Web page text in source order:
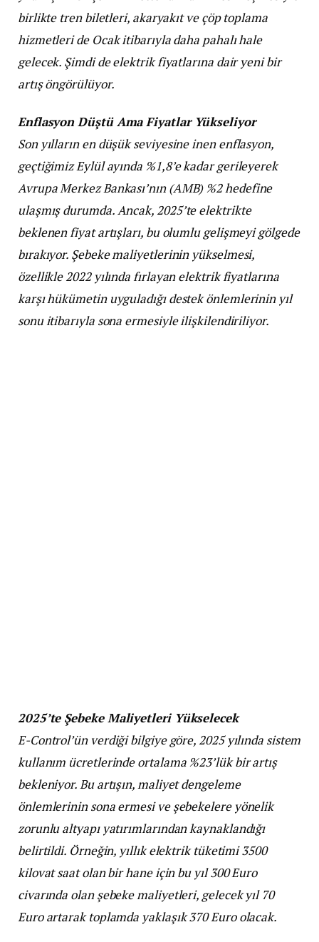
birlikte tren biletleri, akaryakıt ve çöp toplama
hizmetleri de Ocak itibarıyla daha pahalı hale
gelecek. Şimdi de elektrik fiyatlarına dair yeni bir
artış öngörülüyor.
Enflasyon Düştü Ama Fiyatlar Yükseliyor
Son yılların en düşük seviyesine inen enflasyon,
geçtiğimiz Eylül ayında %1,8’e kadar gerileyerek
Avrupa Merkez Bankası’nın (AMB) %2 hedefine
ulaşmış durumda. Ancak, 2025’te elektrikte
beklenen fiyat artışları, bu olumlu gelişmeyi gölgede
bırakıyor. Şebeke maliyetlerinin yükselmesi,
özellikle 2022 yılında fırlayan elektrik fiyatlarına
karşı hükümetin uyguladığı destek önlemlerinin yıl
sonu itibarıyla sona ermesiyle ilişkilendiriliyor.
2025’te Şebeke Maliyetleri Yükselecek
E-Control’ün verdiği bilgiye göre, 2025 yılında sistem
kullanım ücretlerinde ortalama %23’lük bir artış
bekleniyor. Bu artışın, maliyet dengeleme
önlemlerinin sona ermesi ve şebekelere yönelik
zorunlu altyapı yatırımlarından kaynaklandığı
belirtildi. Örneğin, yıllık elektrik tüketimi 3500
kilovat saat olan bir hane için bu yıl 300 Euro
civarında olan şebeke maliyetleri, gelecek yıl 70
Euro artarak toplamda yaklaşık 370 Euro olacak.